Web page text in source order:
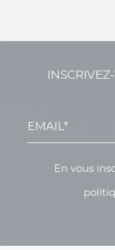
En vous